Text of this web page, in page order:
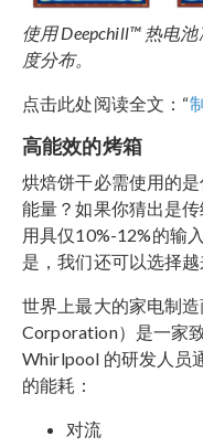
使用 Deepchill™ 热电
度分布。
点击此处阅读全文：“
高能效的烤箱
烘焙饼干必需使用的
能量？如果你猜出是
用具仅10%-12%的输
是，我们还可以选择
世界上最大的家电制
Corporation）是一家
Whirlpool 的研发人员
的能耗：
对流